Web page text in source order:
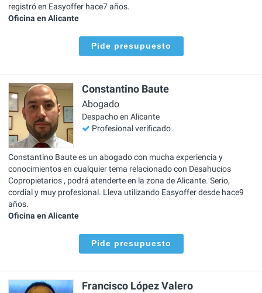
registró en Easyoffer hace7 años.
Oficina en Alicante
Pide presupuesto
Constantino Baute
Abogado
Despacho en Alicante
Profesional verificado
Constantino Baute es un abogado con mucha experiencia y
conocimientos en cualquier tema relacionado con Desahucios
Copropietarios , podrá atenderte en la zona de Alicante. Serio,
cordial y muy profesional. Lleva utilizando Easyoffer desde hace9
años.
Oficina en Alicante
Pide presupuesto
Francisco López Valero